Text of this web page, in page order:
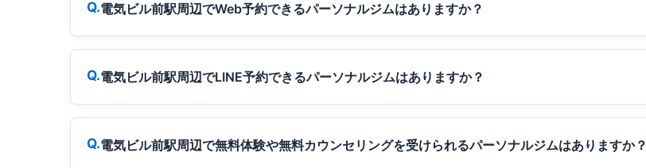
電気ビル前駅周辺でWeb予約できるパーソナルジムはありますか？
電気ビル前駅周辺でLINE予約できるパーソナルジムはありますか？
電気ビル前駅周辺で無料体験や無料カウンセリングを受けられるパーソナルジムはありますか？